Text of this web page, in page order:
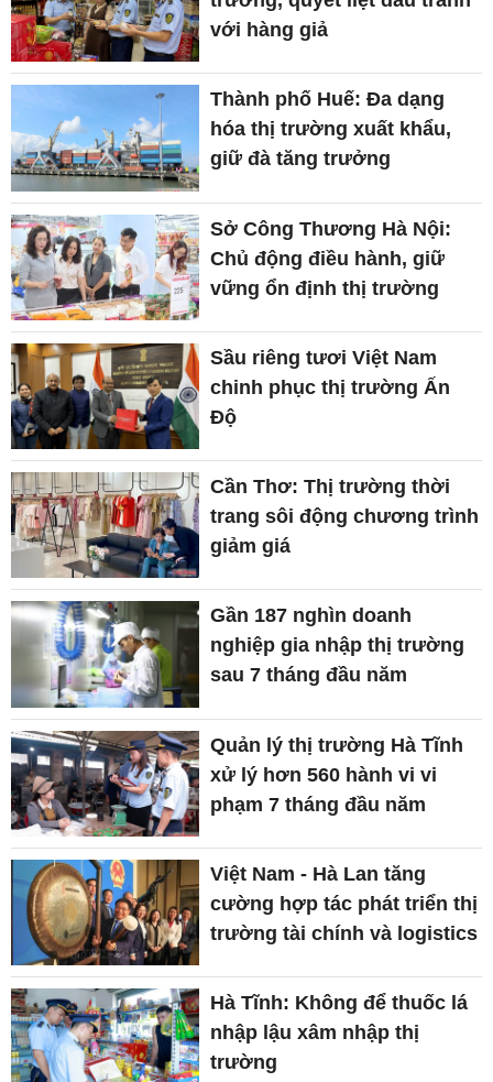
với hàng giả
Thành phố Huế: Đa dạng
hóa thị trường xuất khẩu,
giữ đà tăng trưởng
Sở Công Thương Hà Nội:
Chủ động điều hành, giữ
vững ổn định thị trường
Sầu riêng tươi Việt Nam
chinh phục thị trường Ấn
Độ
Cần Thơ: Thị trường thời
trang sôi động chương trình
giảm giá
Gần 187 nghìn doanh
nghiệp gia nhập thị trường
sau 7 tháng đầu năm
Quản lý thị trường Hà Tĩnh
xử lý hơn 560 hành vi vi
phạm 7 tháng đầu năm
Việt Nam - Hà Lan tăng
cường hợp tác phát triển thị
trường tài chính và logistics
Hà Tĩnh: Không để thuốc lá
nhập lậu xâm nhập thị
trường